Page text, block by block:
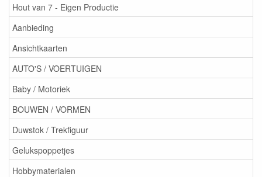
Hout van 7 - Eigen Productie
Aanbieding
Ansichtkaarten
AUTO'S / VOERTUIGEN
Baby / Motoriek
BOUWEN / VORMEN
Duwstok / Trekfiguur
Gelukspoppetjes
Hobbymaterialen